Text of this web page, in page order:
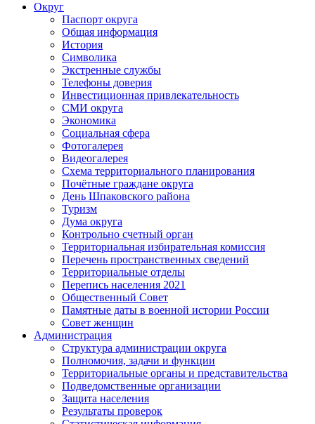
Округ
Паспорт округа
Общая информация
История
Символика
Экстренные службы
Телефоны доверия
Инвестиционная привлекательность
СМИ округа
Экономика
Социальная сфера
Фотогалерея
Видеогалерея
Схема территориального планирования
Почётные граждане округа
День Шпаковского района
Туризм
Дума округа
Контрольно счетный орган
Территориальная избирательная комиссия
Перечень пространственных сведений
Территориальные отделы
Перепись населения 2021
Общественный Совет
Памятные даты в военной истории России
Совет женщин
Администрация
Структура администрации округа
Полномочия, задачи и функции
Территориальные органы и представительства
Подведомственные организации
Защита населения
Результаты проверок